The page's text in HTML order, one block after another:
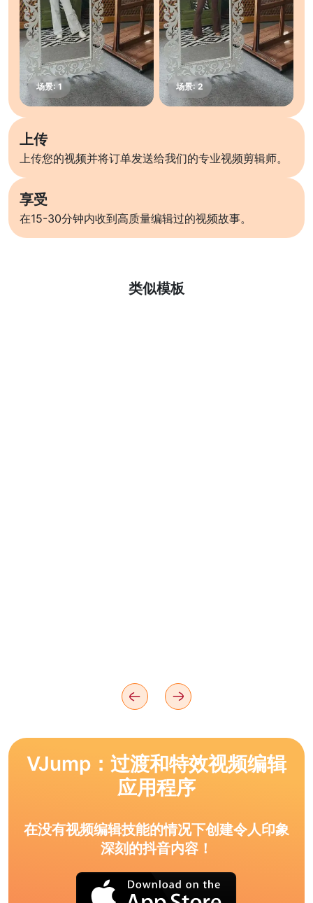
上传
上传您的视频并将订单发送给我们的专业视频剪辑师。
享受
在15-30分钟内收到高质量编辑过的视频故事。
类似模板
了解更多
VJump：过渡和特效视频编辑
应用程序
在没有视频编辑技能的情况下创建令人印象
深刻的抖音内容！